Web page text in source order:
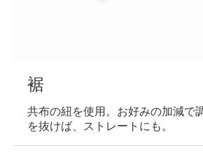
裾
共布の紐を使用。お好みの加減で
を抜けば、ストレートにも。